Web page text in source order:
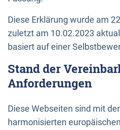
Diese Erklärung wurde am
zuletzt am 10.02.2023
basiert auf einer
Stand der
Anforderungen
Diese Webseiten sind mit
harmonisierten